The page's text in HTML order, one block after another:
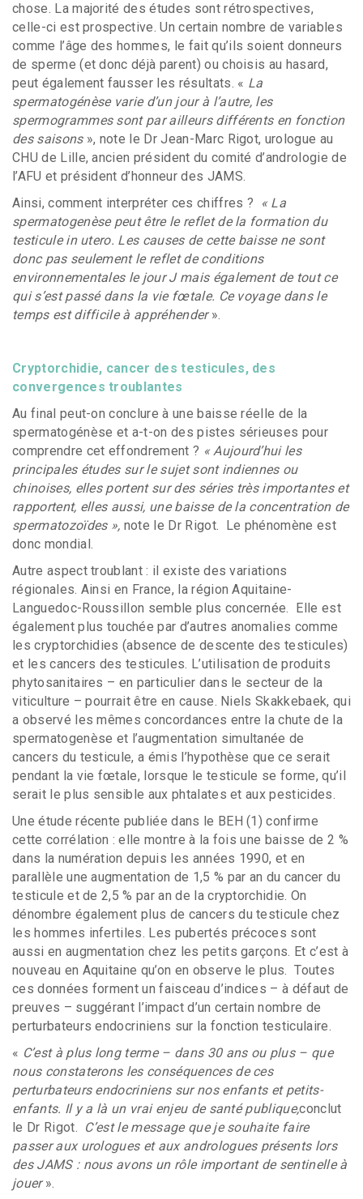
chose. La majorité des études sont rétrospectives,
celle-ci est prospective. Un certain nombre de variables
comme l’âge des hommes, le fait qu’ils soient donneurs
de sperme (et donc déjà parent) ou choisis au hasard,
peut également fausser les résultats. « La
spermatogénèse varie d’un jour à l’autre, les
spermogrammes sont par ailleurs différents en fonction
des saisons », note le Dr Jean-Marc Rigot, urologue au
CHU de Lille, ancien président du comité d’andrologie de
l’AFU et président d’honneur des JAMS.
Ainsi, comment interpréter ces chiffres ? « La
spermatogenèse peut être le reflet de la formation du
testicule in utero. Les causes de cette baisse ne sont
donc pas seulement le reflet de conditions
environnementales le jour J mais également de tout ce
qui s’est passé dans la vie fœtale. Ce voyage dans le
temps est difficile à appréhender ».
Cryptorchidie, cancer des testicules, des
convergences troublantes
Au final peut-on conclure à une baisse réelle de la
spermatogénèse et a-t-on des pistes sérieuses pour
comprendre cet effondrement ? « Aujourd’hui les
principales études sur le sujet sont indiennes ou
chinoises, elles portent sur des séries très importantes et
rapportent, elles aussi, une baisse de la concentration de
spermatozoïdes », note le Dr Rigot. Le phénomène est
donc mondial.
Autre aspect troublant : il existe des variations
régionales. Ainsi en France, la région Aquitaine-
Languedoc-Roussillon semble plus concernée. Elle est
également plus touchée par d’autres anomalies comme
les cryptorchidies (absence de descente des testicules)
et les cancers des testicules. L’utilisation de produits
phytosanitaires – en particulier dans le secteur de la
viticulture – pourrait être en cause. Niels Skakkebaek, qui
a observé les mêmes concordances entre la chute de la
spermatogenèse et l’augmentation simultanée de
cancers du testicule, a émis l’hypothèse que ce serait
pendant la vie fœtale, lorsque le testicule se forme, qu’il
serait le plus sensible aux phtalates et aux pesticides.
Une étude récente publiée dans le BEH (1) confirme
cette corrélation : elle montre à la fois une baisse de 2 %
dans la numération depuis les années 1990, et en
parallèle une augmentation de 1,5 % par an du cancer du
testicule et de 2,5 % par an de la cryptorchidie. On
dénombre également plus de cancers du testicule chez
les hommes infertiles. Les pubertés précoces sont
aussi en augmentation chez les petits garçons. Et c’est à
nouveau en Aquitaine qu’on en observe le plus. Toutes
ces données forment un faisceau d’indices – à défaut de
preuves – suggérant l’impact d’un certain nombre de
perturbateurs endocriniens sur la fonction testiculaire.
« C’est à plus long terme – dans 30 ans ou plus – que
nous constaterons les conséquences de ces
perturbateurs endocriniens sur nos enfants et petits-
enfants. Il y a là un vrai enjeu de santé publique,conclut
le Dr Rigot. C’est le message que je souhaite faire
passer aux urologues et aux andrologues présents lors
des JAMS : nous avons un rôle important de sentinelle à
jouer ».